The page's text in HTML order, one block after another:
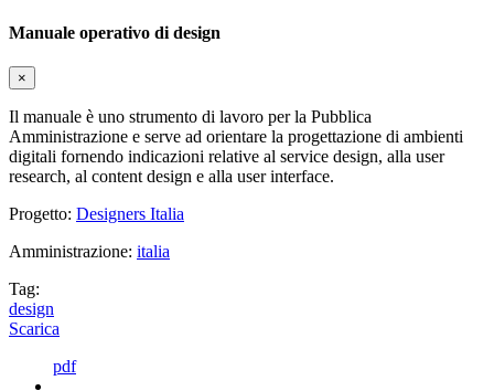
Manuale operativo di design
×
Il manuale è uno strumento di lavoro per la Pubblica
Amministrazione e serve ad orientare la progettazione di ambienti
digitali fornendo indicazioni relative al service design, alla user
research, al content design e alla user interface.
Progetto: Designers Italia
Amministrazione: italia
Tag:
design
Scarica
pdf